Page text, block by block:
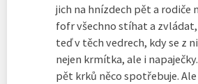
jich na hnízdech pět a rodiče
fofr všechno stíhat a
teď v těch vedrech, kdy se z
nejen krmítka, ale i
pět krků něco spotřebuje. Ale